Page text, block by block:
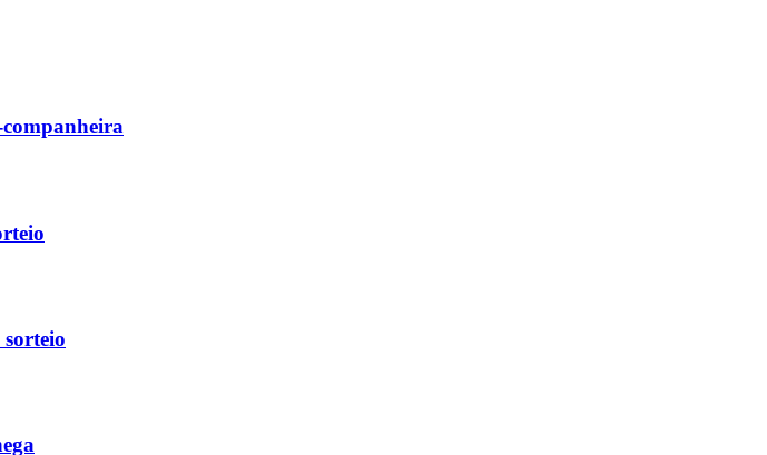
companheira